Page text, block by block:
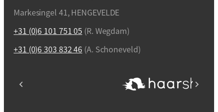
Markesingel 41, HENGEVELDE
+31 (0)6 101 751 05 (R. Wegdam)
+31 (0)6 303 832 46 (A. Schoneveld)